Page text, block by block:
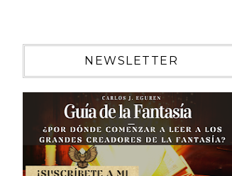
NEWSLETTER